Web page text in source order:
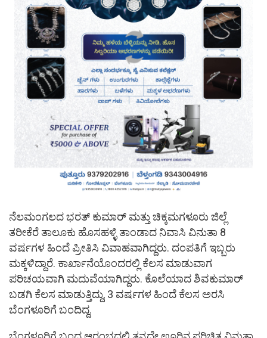
ನೆಲಮಂಗಲದ ಭರತ್‌ ಕುಮಾರ್‌ ಮತ್ತು ಚಿಕ್ಕಮಗಳೂರು ಜಿಲ್ಲೆ
ತರೀಕೆರೆ ತಾಲೂಕು ಹೊಸಹಳ್ಳಿ ತಾಂಡಾದ ನಿವಾಸಿ ವಿನುತಾ 8
ವರ್ಷಗಳ ಹಿಂದೆ ಪ್ರೀತಿಸಿ ವಿವಾಹವಾಗಿದ್ದರು. ದಂಪತಿಗೆ ಇಬ್ಬರು
ಮಕ್ಕಳಿದ್ದಾರೆ. ಕಾರ್ಖಾನೆಯೊಂದರಲ್ಲಿ ಕೆಲಸ ಮಾಡುವಾಗ
ಪರಿಚಯವಾಗಿ ಮದುವೆಯಾಗಿದ್ದರು. ಕೊಲೆಯಾದ ಶಿವಕುಮಾರ್‌
ಬಡಗಿ ಕೆಲಸ ಮಾಡುತ್ತಿದ್ದು, 3 ವರ್ಷಗಳ ಹಿಂದೆ ಕೆಲಸ ಅರಸಿ
ಬೆಂಗಳೂರಿಗೆ ಬಂದಿದ್ದ.